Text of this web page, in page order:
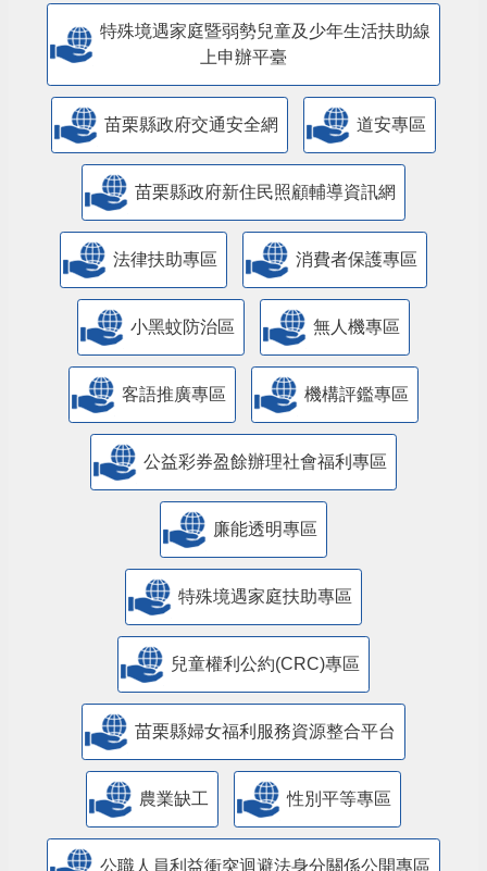
特殊境遇家庭暨弱勢兒童及少年生活扶助線
上申辦平臺
苗栗縣政府交通安全網 道安專區
苗栗縣政府新住民照顧輔導資訊網
法律扶助專區 消費者保護專區
小黑蚊防治區 無人機專區
客語推廣專區 機構評鑑專區
公益彩券盈餘辦理社會福利專區
廉能透明專區
特殊境遇家庭扶助專區
兒童權利公約(CRC)專區
苗栗縣婦女福利服務資源整合平台
農業缺工 性別平等專區
公職人員利益衝突迴避法身分關係公開專區